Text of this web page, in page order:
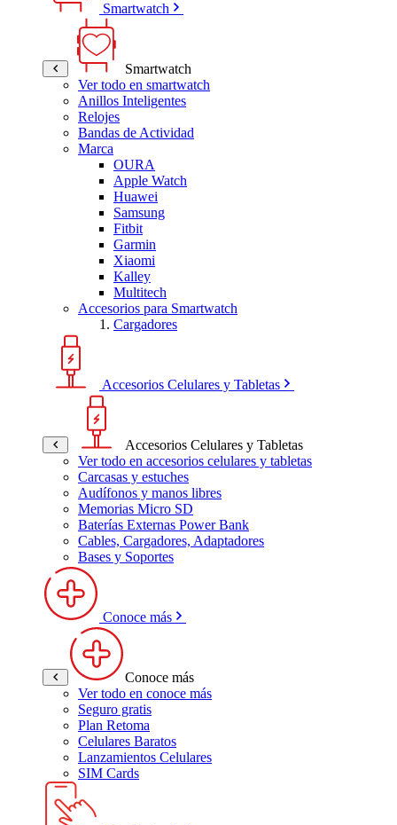
Smartwatch
Smartwatch
Ver todo en smartwatch
Anillos Inteligentes
Relojes
Bandas de Actividad
Marca
OURA
Apple Watch
Huawei
Samsung
Fitbit
Garmin
Xiaomi
Kalley
Multitech
Accesorios para Smartwatch
Cargadores
Accesorios Celulares y Tabletas
Accesorios Celulares y Tabletas
Ver todo en accesorios celulares y tabletas
Carcasas y estuches
Audífonos y manos libres
Memorias Micro SD
Baterías Externas Power Bank
Cables, Cargadores, Adaptadores
Bases y Soportes
Conoce más
Conoce más
Ver todo en conoce más
Seguro gratis
Plan Retoma
Celulares Baratos
Lanzamientos Celulares
SIM Cards